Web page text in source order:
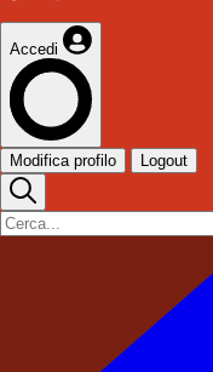
Accedi
Modifica profilo Logout